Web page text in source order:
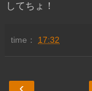
してちょ！
time： 17:32
‹